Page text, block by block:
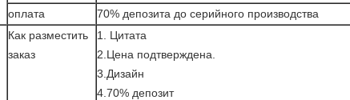
оплата
70% депозита до серийного производства
Как разместить
заказ
1. Цитата
2.Цена подтверждена.
3.Дизайн
4.70% депозит